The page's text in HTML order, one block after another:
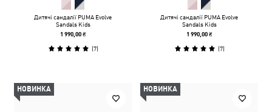
Дитячі сандалії PUMA Evolve
Sandals Kids
1 990,00 ₴
(7)
Дитячі сандалії PUMA Evolve
Sandals Kids
1 990,00 ₴
(7)
НОВИНКА НОВИНКА